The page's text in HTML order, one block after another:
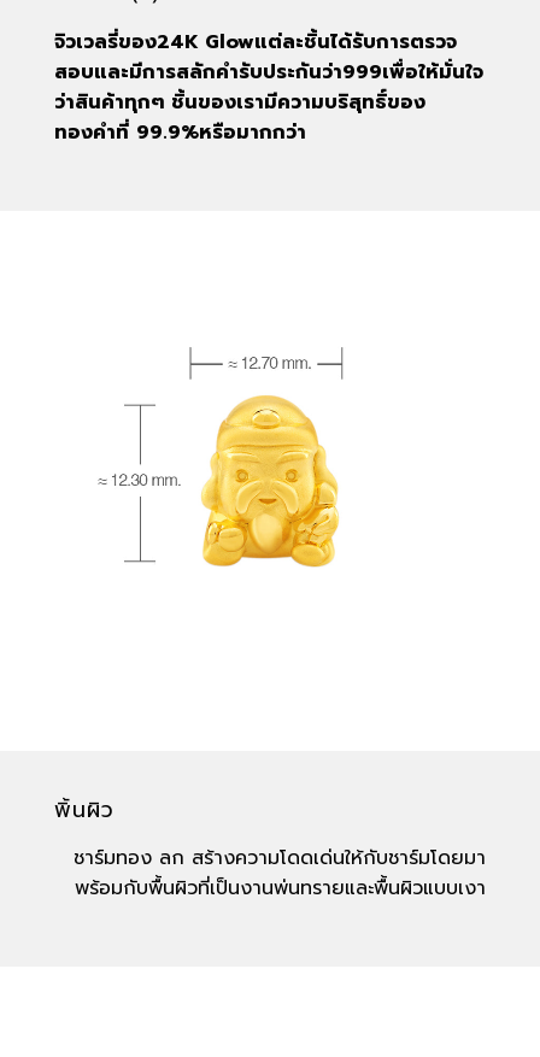
จิวเวลรี่ของ24K Glowแต่ละชิ้นได้รับการตรวจ
สอบและมีการสลักคำรับประกันว่า999เพื่อให้มั่นใจ
ว่าสินค้าทุกๆ ชิ้นของเรามีความบริสุทธิ์ของ
ทองคำที่ 99.9%หรือมากกว่า
พิ้นผิว
ชาร์มทอง ลก สร้างความโดดเด่นให้กับชาร์มโดยมา
พร้อมกับพื้นผิวที่เป็นงานพ่นทรายและพื้นผิวแบบเงา